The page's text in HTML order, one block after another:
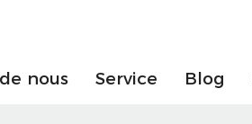
nous Service Blog